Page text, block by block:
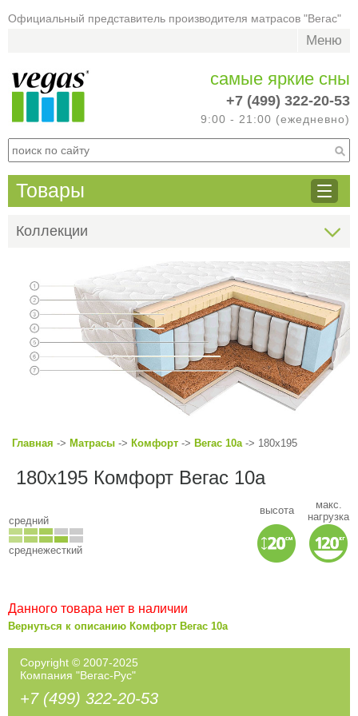
Официальный представитель производителя матрасов "Вегас"
Меню
самые яркие сны
+7 (499) 322-20-53
9:00 - 21:00 (ежедневно)
Товары
Коллекции
Главная -> Матрасы -> Комфорт -> Вегас 10а-> 180x195
180x195 Комфорт Вегас 10а
средний
среднежесткий
высота
макс.
нагрузка
Данного товара нет в наличии
Вернуться к описанию Комфорт Вегас 10а
Copyright © 2007-2025
Компания "Вегас-Рус"
+7 (499) 322-20-53